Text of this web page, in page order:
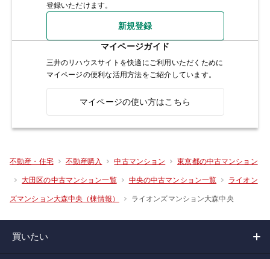
登録いただけます。
新規登録
マイページガイド
三井のリハウスサイトを快適にご利用いただくために
マイページの便利な活用方法をご紹介しています。
マイページの使い方はこちら
不動産・住宅 不動産購入 中古マンション 東京都の中古マンション
大田区の中古マンション一覧 中央の中古マンション一覧 ライオン
ズマンション大森中央（棟情報） ライオンズマンション大森中央
買いたい